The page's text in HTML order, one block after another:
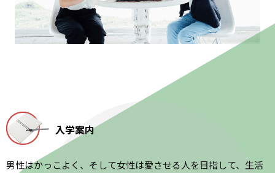
入学案内
男性はかっこよく、そして女性は愛させる人を目指して、生活